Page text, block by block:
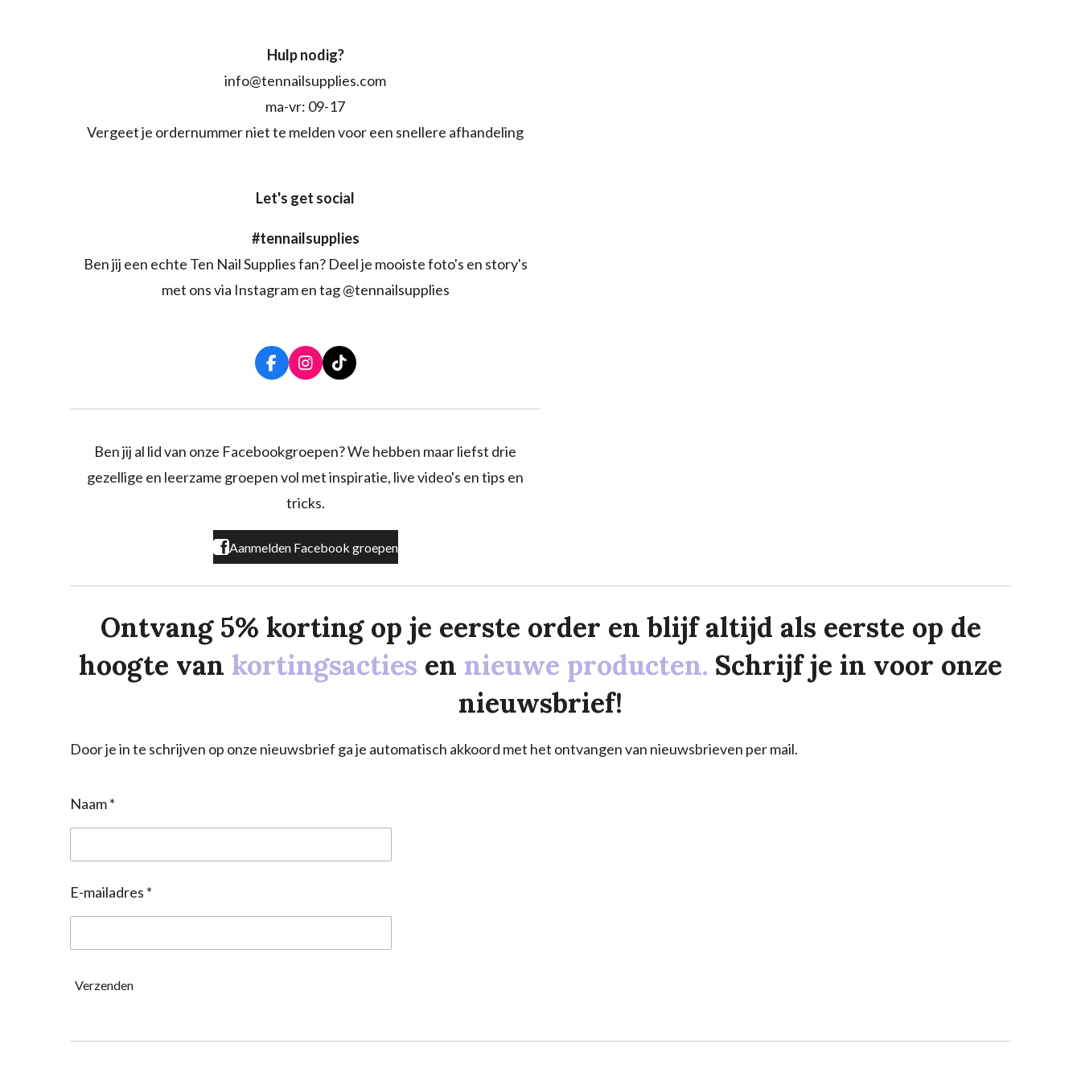
Hulp nodig?
info@tennailsupplies.com
ma-vr: 09-17
Vergeet je ordernummer niet te melden voor een snellere afhandeling
Let's get social
#tennailsupplies
Ben jij een echte Ten Nail Supplies fan? Deel je mooiste foto's en story's
met ons via Instagram en tag @tennailsupplies
F
a
o
k
I
n
r
a
T
i
k
Ben jij al lid van onze Facebookgroepen? We hebben maar liefst drie
gezellige en leerzame groepen vol met inspiratie, live video's en tips en
tricks.
Aanmelden Facebook groepen
Ontvang 5% korting op je eerste order en blijf altijd als eerste op de
hoogte van kortingsacties en nieuwe producten. Schrijf je in voor onze
nieuwsbrief!
Door je in te schrijven op onze nieuwsbrief ga je automatisch akkoord met het ontvangen van nieuwsbrieven per mail.
Naam *
E-mailadres *
Verzenden